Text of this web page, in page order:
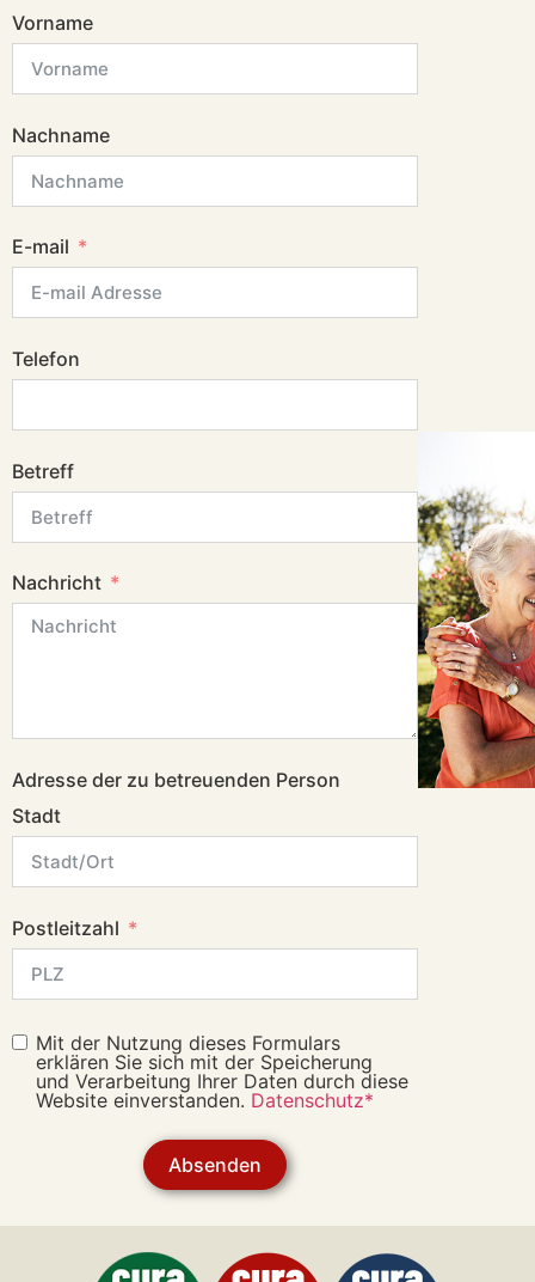
Vorname
Nachname
E-mail
Telefon
Betreff
Nachricht
Adresse der zu betreuenden Person
Stadt
Postleitzahl
Mit der Nutzung dieses Formulars
erklären Sie sich mit der Speicherung
und Verarbeitung Ihrer Daten durch diese
Website einverstanden. Datenschutz*
Absenden